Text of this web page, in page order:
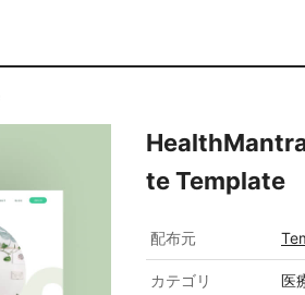
te Template
配布元
カテゴリ 医